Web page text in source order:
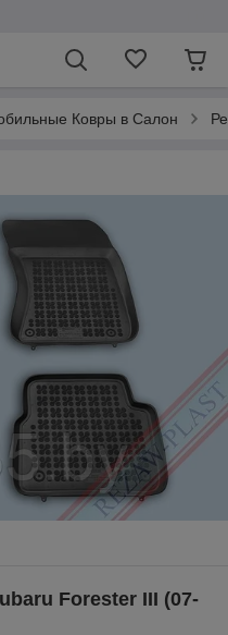
Ковры в Салон
Forester III (07-